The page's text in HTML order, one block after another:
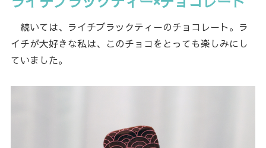
続いては、ライチブラックティーのチョコレート。ラ
イチが大好きな私は、このチョコをとっても楽しみにし
ていました。